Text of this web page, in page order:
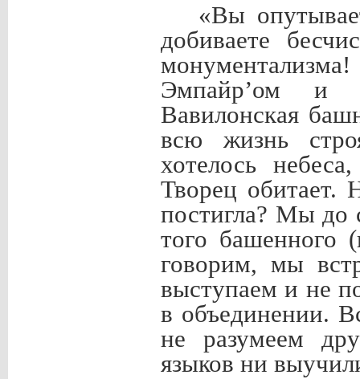
«Вы
добиваете
Эмпайрʼом и
Вавилонская
всю жизнь
хотелось
Творец обитает.
постигла? Мы до
того башенного
говорим, мы
выступаем и не
в объединении.
не разумеем
языков ни